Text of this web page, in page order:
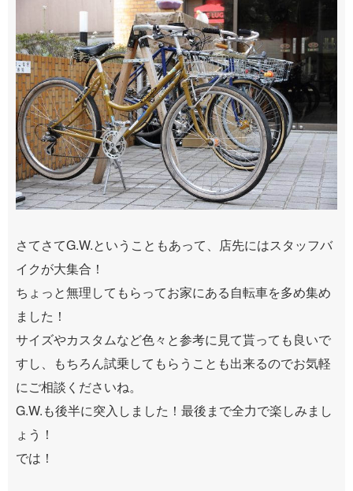
さてさてG.W.ということもあって、店先にはスタッフバ
イクが大集合！
ちょっと無理してもらってお家にある自転車を多め集め
ました！
サイズやカスタムなど色々と参考に見て貰っても良いで
すし、もちろん試乗してもらうことも出来るのでお気軽
にご相談くださいね。
G.W.も後半に突入しました！最後まで全力で楽しみまし
ょう！
では！